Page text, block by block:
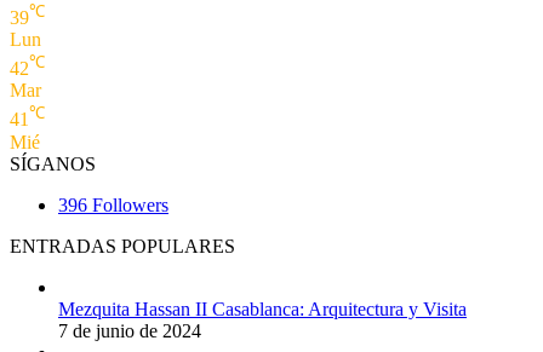
39℃
Lun
42℃
Mar
41℃
Mié
SÍGANOS
396 Followers
ENTRADAS POPULARES
Mezquita Hassan II Casablanca: Arquitectura y Visita
7 de junio de 2024